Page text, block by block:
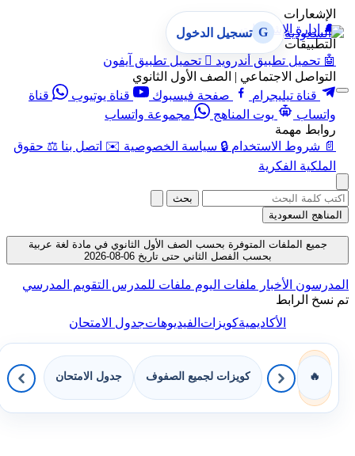
الإشعارات
🔔 إدارة الإشعارات
التطبيقات
🤖 تحميل تطبيق أندرويد  تحميل تطبيق آيفون
التواصل الاجتماعي | الصف الأول الثانوي
قناة تيليجرام
صفحة فيسبوك قناة يوتيوب
قناة
واتساب
بوت المناهج
مجموعة واتساب
روابط مهمة
📄 شروط الاستخدام 🔒 سياسة الخصوصية ✉️ اتصل بنا ⚖️ حقوق
الملكية الفكرية
G تسجيل الدخول
بحث
المناهج السعودية
جميع الملفات المتوفرة بحسب الصف الأول الثانوي في مادة لغة عربية
بحسب الفصل الثاني حتى تاريخ 06-08-2026
المدرسون الأخبار ملفات اليوم ملفات للمدرس التقويم المدرسي
تم نسخ الرابط
الأكاديميةكويزاتالفيديوهاتجدول الامتحان
🔥 كويزات لجميع الصفوف جدول الامتحان